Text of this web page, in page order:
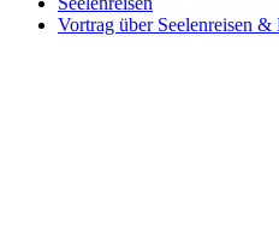
Vortrag über Seelenreisen